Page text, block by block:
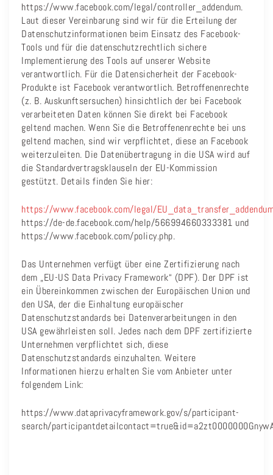
https://www.facebook.com/legal/controller_addendum.
Laut dieser Vereinbarung sind wir für die Erteilung der
Datenschutzinformationen beim Einsatz des Facebook-
Tools und für die datenschutzrechtlich sichere
Implementierung des Tools auf unserer Website
verantwortlich. Für die Datensicherheit der Facebook-
Produkte ist Facebook verantwortlich. Betroffenenrechte
(z. B. Auskunftsersuchen) hinsichtlich der bei Facebook
verarbeiteten Daten können Sie direkt bei Facebook
geltend machen. Wenn Sie die Betroffenenrechte bei uns
geltend machen, sind wir verpflichtet, diese an Facebook
weiterzuleiten. Die Datenübertragung in die USA wird auf
die Standardvertragsklauseln der EU-Kommission
gestützt. Details finden Sie hier:
https://www.facebook.com/legal/
https://de-de.facebook.com/help/566994660333381 und
https://www.facebook.com/policy.php.
Das Unternehmen verfügt über eine Zertifizierung nach
dem „EU-US Data Privacy Framework“ (DPF). Der DPF ist
ein Übereinkommen zwischen der Europäischen Union und
den USA, der die Einhaltung europäischer
Datenschutzstandards bei Datenverarbeitungen in den
USA gewährleisten soll. Jedes nach dem DPF zertifizierte
Unternehmen verpflichtet sich, diese
Datenschutzstandards einzuhalten. Weitere
Informationen hierzu erhalten Sie vom Anbieter unter
folgendem Link:
https://www.dataprivacyframework.gov/s/participant-
search/